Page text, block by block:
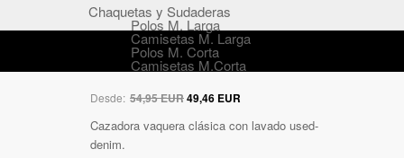
Chaquetas y Sudaderas
Polos M. Larga
Camisetas M. Larga
Polos M. Corta
Camisetas M.Corta
Desde: 54,95 EUR49,46 EUR
Cazadora vaquera clásica con lavado used-
denim.